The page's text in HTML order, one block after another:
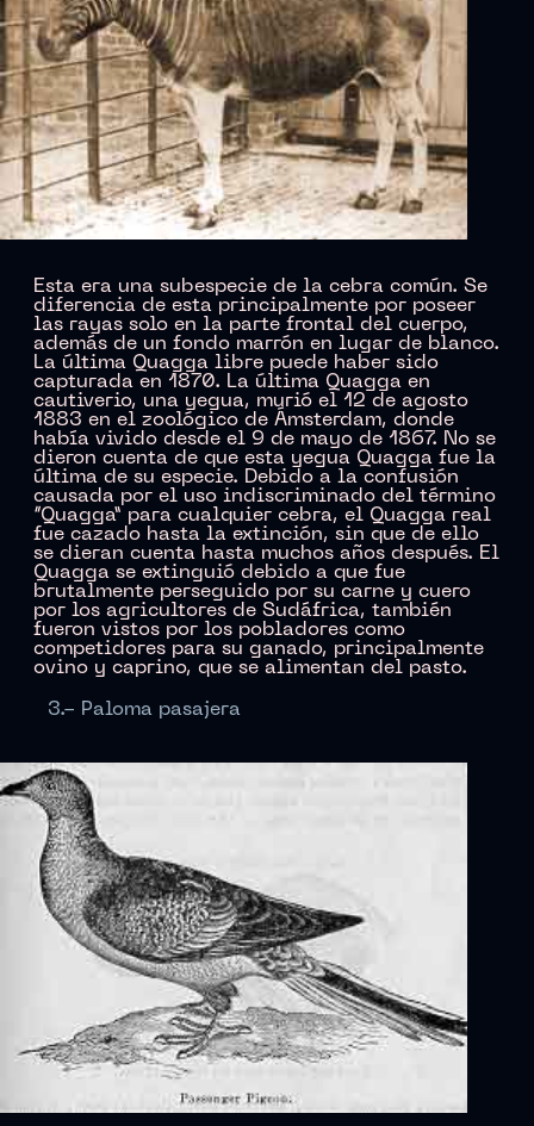
Esta era una subespecie de la cebra común. Se
diferencia de esta principalmente por poseer
las rayas solo en la parte frontal del cuerpo,
además de un fondo marrón en lugar de blanco.
La última Quagga libre puede haber sido
capturada en 1870. La última Quagga en
cautiverio, una yegua, murió el 12 de agosto
1883 en el zoológico de Ámsterdam, donde
había vivido desde el 9 de mayo de 1867. No se
dieron cuenta de que esta yegua Quagga fue la
última de su especie. Debido a la confusión
causada por el uso indiscriminado del término
“Quagga” para cualquier cebra, el Quagga real
fue cazado hasta la extinción, sin que de ello
se dieran cuenta hasta muchos años después. El
Quagga se extinguió debido a que fue
brutalmente perseguido por su carne y cuero
por los agricultores de Sudáfrica, también
fueron vistos por los pobladores como
competidores para su ganado, principalmente
ovino y caprino, que se alimentan del pasto.
3.- Paloma pasajera